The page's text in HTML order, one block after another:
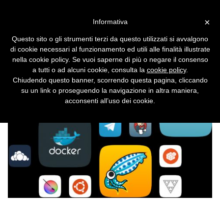
snap di Ubuntu ovunque
Le app universali per Linux si installano
facilmente in qualunque distribuzione.
×
Informativa
Questo sito o gli strumenti terzi da questo utilizzati si avvalgono
di cookie necessari al funzionamento ed utili alle finalità illustrate
nella cookie policy. Se vuoi saperne di più o negare il consenso
a tutti o ad alcuni cookie, consulta la cookie policy.
Chiudendo questo banner, scorrendo questa pagina, cliccando
su un link o proseguendo la navigazione in altra maniera,
acconsenti all’uso dei cookie.